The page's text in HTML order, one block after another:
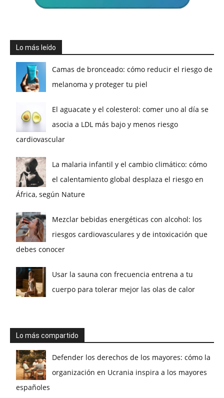
Lo más leído
Camas de bronceado: cómo reducir el riesgo de
melanoma y proteger tu piel
El aguacate y el colesterol: comer uno al día se
asocia a LDL más bajo y menos riesgo
cardiovascular
La malaria infantil y el cambio climático: cómo
el calentamiento global desplaza el riesgo en
África, según Nature
Mezclar bebidas energéticas con alcohol: los
riesgos cardiovasculares y de intoxicación que
debes conocer
Usar la sauna con frecuencia entrena a tu
cuerpo para tolerar mejor las olas de calor
Lo más compartido
Defender los derechos de los mayores: cómo la
organización en Ucrania inspira a los mayores
españoles